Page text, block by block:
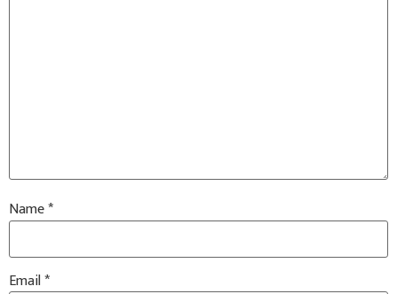
Name*
Email*